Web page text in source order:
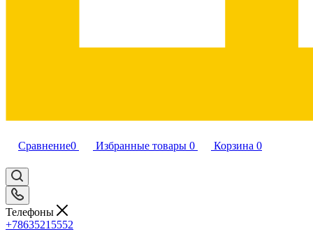
Сравнение0 Избранные товары 0 Корзина 0
Телефоны
+78635215552